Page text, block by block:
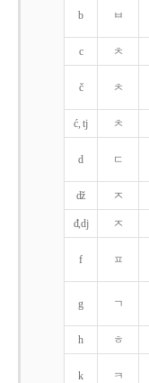
b ㅂ
c ㅊ
č ㅊ
ć, tj ㅊ
d ㄷ
dž ㅈ
đ,dj ㅈ
f ㅍ
g ㄱ
h ㅎ
k ㅋ